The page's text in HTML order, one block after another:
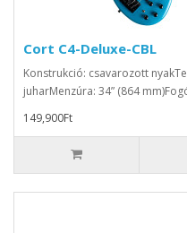
Cort C4-Deluxe-CBL
Konstrukció: csavarozott
juharMenzúra: 34” (864
149,900Ft